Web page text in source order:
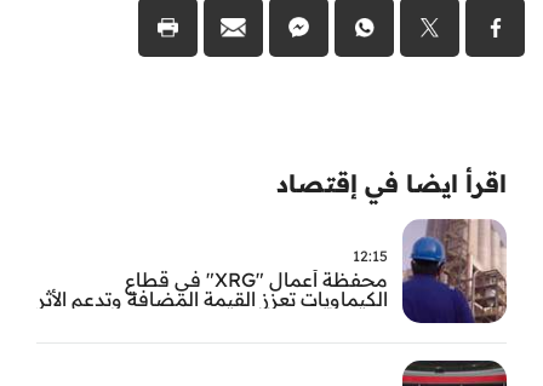
اقرأ ايضا في إقتصاد
12:15
محفظة أعمال "XRG" في قطاع
الكيماويات تعزز القيمة المضافة وتدعم الأثر